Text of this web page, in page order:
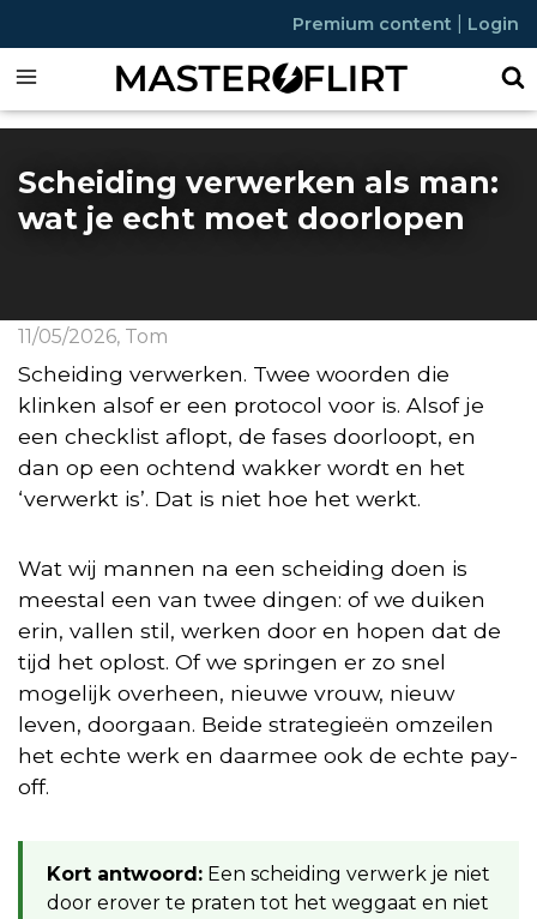
Premium content Login
Scheiding verwerken als man:
wat je echt moet doorlopen
11/05/2026, Tom
Scheiding verwerken. Twee woorden die
klinken alsof er een protocol voor is. Alsof je
een checklist aflopt, de fases doorloopt, en
dan op een ochtend wakker wordt en het
‘verwerkt is’. Dat is niet hoe het werkt.
Wat wij mannen na een scheiding doen is
meestal een van twee dingen: of we duiken
erin, vallen stil, werken door en hopen dat de
tijd het oplost. Of we springen er zo snel
mogelijk overheen, nieuwe vrouw, nieuw
leven, doorgaan. Beide strategieën omzeilen
het echte werk en daarmee ook de echte pay-
off.
Kort antwoord: Een scheiding verwerk je niet
door erover te praten tot het weggaat en niet